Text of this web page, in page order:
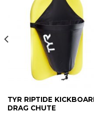
TYR RIPTIDE
DRAG CHUTE